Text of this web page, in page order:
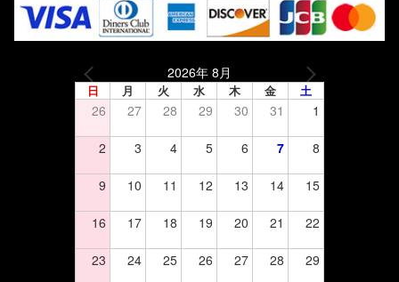
2026年 8月
日 月 火 水 木 金 土
26 27 28 29 30 31 1
2 3 4 5 6 7 8
9 10 11 12 13 14 15
16 17 18 19 20 21 22
23 24 25 26 27 28 29